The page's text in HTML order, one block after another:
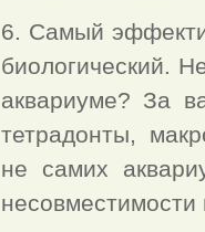
6. Самый
биологический.
аквариуме? За
тетрадонты,
не самих
несовместимости